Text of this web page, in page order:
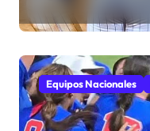
Equipos Nacionales